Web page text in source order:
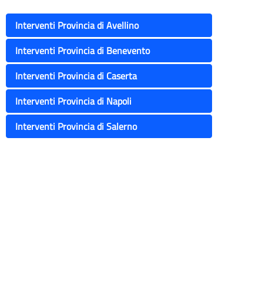
Italiano e Forze dell’Ordine,
Interventi Provincia di Avellino
Interventi Provincia di Benevento
Interventi Provincia di Caserta
Interventi Provincia di Napoli
Interventi Provincia di Salerno